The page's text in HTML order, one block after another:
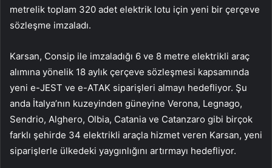
metrelik toplam 320 adet elektrik lotu için yeni bir çerçeve
sözleşme imzaladı.
Karsan, Consip ile imzaladığı 6 ve 8 metre elektrikli araç
alımına yönelik 18 aylık çerçeve sözleşmesi kapsamında
yeni e-JEST ve e-ATAK siparişleri almayı hedefliyor. Şu
anda İtalya’nın kuzeyinden güneyine Verona, Legnago,
Sendrio, Alghero, Olbia, Catania ve Catanzaro gibi birçok
farklı şehirde 34 elektrikli araçla hizmet veren Karsan, yeni
siparişlerle ülkedeki yaygınlığını artırmayı hedefliyor.